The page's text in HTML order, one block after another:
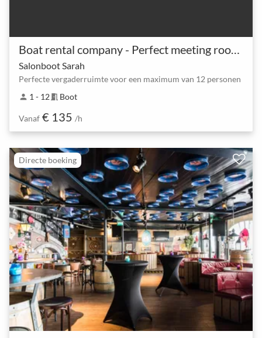
Salonboot Sarah
Perfecte vergaderruimte voor een maximum van 12 personen
person 1 - 12meeting_room Boot
Vanaf € 135 /h
Directe boeking